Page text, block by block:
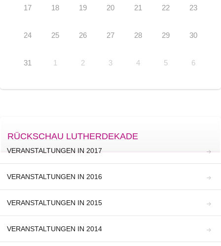
17 18 19 20 21 22 23
24 25 26 27 28 29 30
31 1 2 3 4 5 6
RÜCKSCHAU LUTHERDEKADE
VERANSTALTUNGEN IN 2017
VERANSTALTUNGEN IN 2016
VERANSTALTUNGEN IN 2015
VERANSTALTUNGEN IN 2014